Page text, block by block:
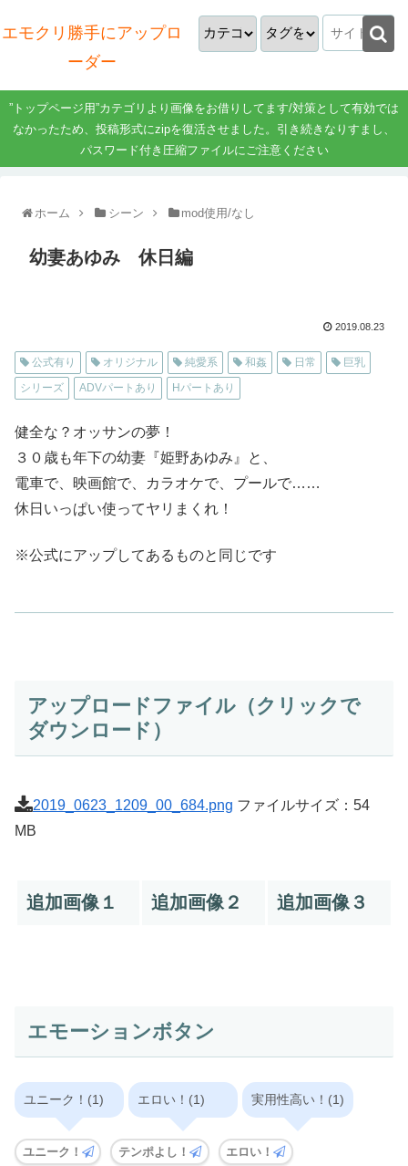
エモクリ勝手にアップロ
ーダー
”トップページ用”カテゴリより画像をお借りしてます/対策として有効では
なかったため、投稿形式にzipを復活させました。引き続きなりすまし、
パスワード付き圧縮ファイルにご注意ください
ホーム シーン mod使用/なし
幼妻あゆみ 休日編
2019.08.23
公式有り オリジナル 純愛系 和姦 日常
巨乳
シリーズ
ADVパートあり Hパートあり
健全な？オッサンの夢！
３０歳も年下の幼妻『姫野あゆみ』と、
電車で、映画館で、カラオケで、プールで……
休日いっぱい使ってヤリまくれ！
※公式にアップしてあるものと同じです
アップロードファイル（クリックで
ダウンロード）
2019_0623_1209_00_684.png ファイルサイズ：54
MB
追加画像１ 追加画像２ 追加画像３
エモーションボタン
ユニーク！(1) エロい！(1) 実用性高い！(1)
ユニーク！ テンポよし！ エロい！